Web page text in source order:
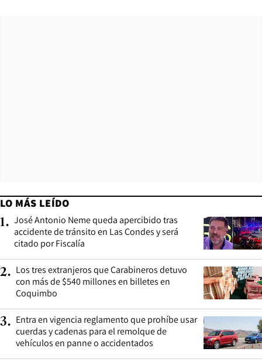
LO MÁS LEÍDO
1. José Antonio Neme queda apercibido tras
accidente de tránsito en Las Condes y será
citado por Fiscalía
2. Los tres extranjeros que Carabineros detuvo
con más de $540 millones en billetes en
Coquimbo
3. Entra en vigencia reglamento que prohíbe usar
cuerdas y cadenas para el remolque de
vehículos en panne o accidentados